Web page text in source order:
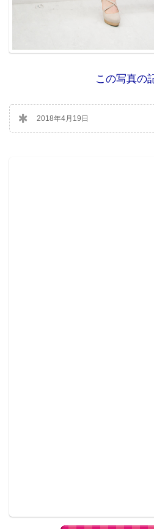
この写真の
2018年4月19日